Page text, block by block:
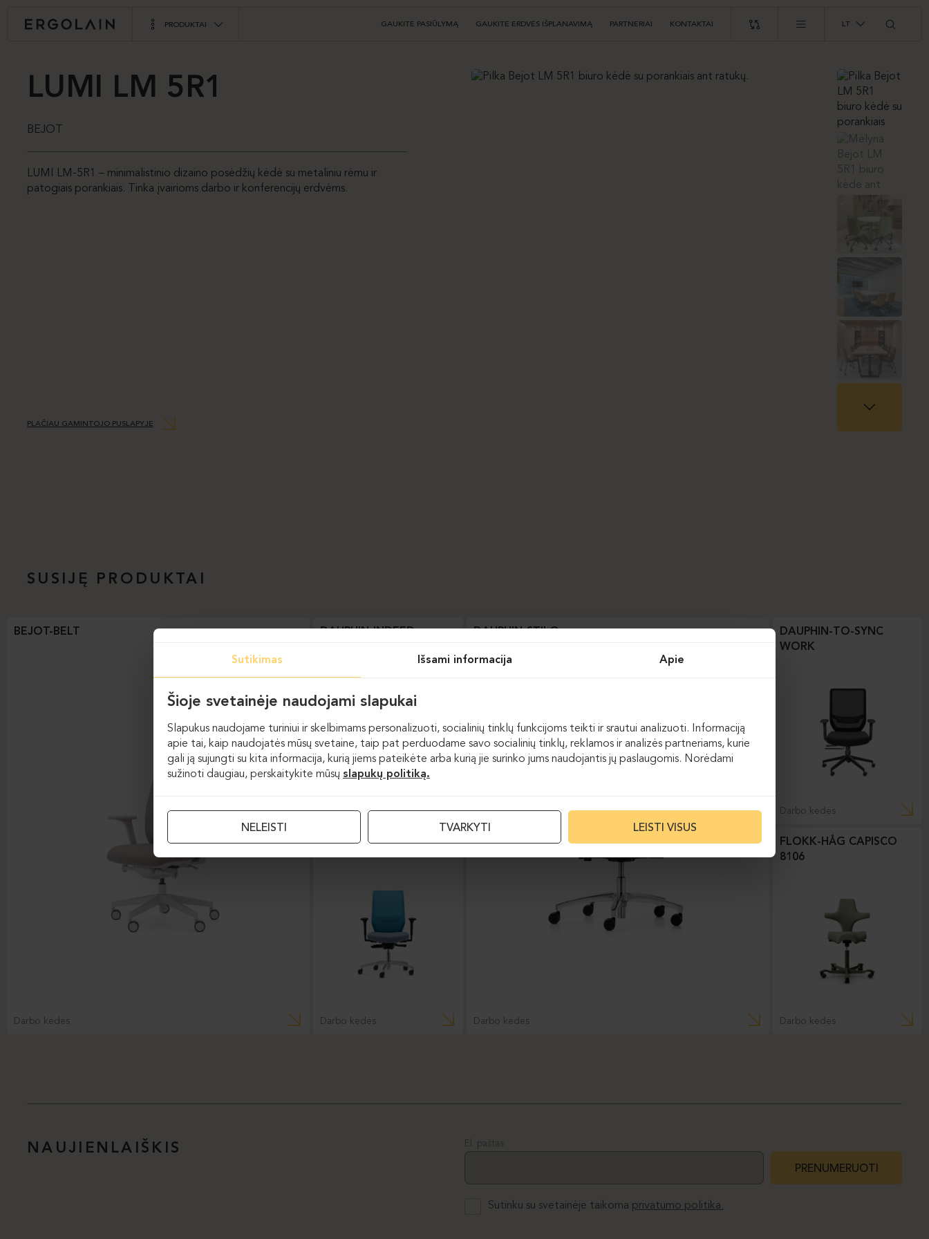
PRODUKTAI GAUKITE PASIŪLYMĄ GAUKITE ERDVĖS IŠPLANAVIMĄ PARTNERIAI KONTAKTAI LT
LUMI LM 5R1
BEJOT
LUMI LM-5R1 – minimalistinio dizaino posėdžių kėdė su metaliniu rėmu ir
patogiais porankiais. Tinka įvairioms darbo ir konferencijų erdvėms.
PLAČIAU GAMINTOJO PUSLAPYJE
SUSIJĘ PRODUKTAI
BEJOT-BELT
Darbo kėdės
DAUPHIN-INDEED
Darbo kėdės
DAUPHIN-SHAPE MESH
Darbo kėdės
DAUPHIN-STILO
Darbo kėdės
DAUPHIN-TO-SYNC
WORK
Darbo kėdės
FLOKK-HÅG CAPISCO
8106
Darbo kėdės
NAUJIENLAIŠKIS El. paštas
Sutinku su svetainėje taikoma privatumo politika.
PRENUMERUOTI
Sutikimas Išsami informacija Apie
Šioje svetainėje naudojami slapukai
Slapukus naudojame turiniui ir skelbimams personalizuoti, socialinių tinklų funkcijoms teikti ir srautui analizuoti. Informaciją
apie tai, kaip naudojatės mūsų svetaine, taip pat perduodame savo socialinių tinklų, reklamos ir analizės partneriams, kurie
gali ją sujungti su kita informacija, kurią jiems pateikėte arba kurią jie surinko jums naudojantis jų paslaugomis. Norėdami
sužinoti daugiau, perskaitykite mūsų slapukų politiką.
NELEISTI TVARKYTI LEISTI VISUS